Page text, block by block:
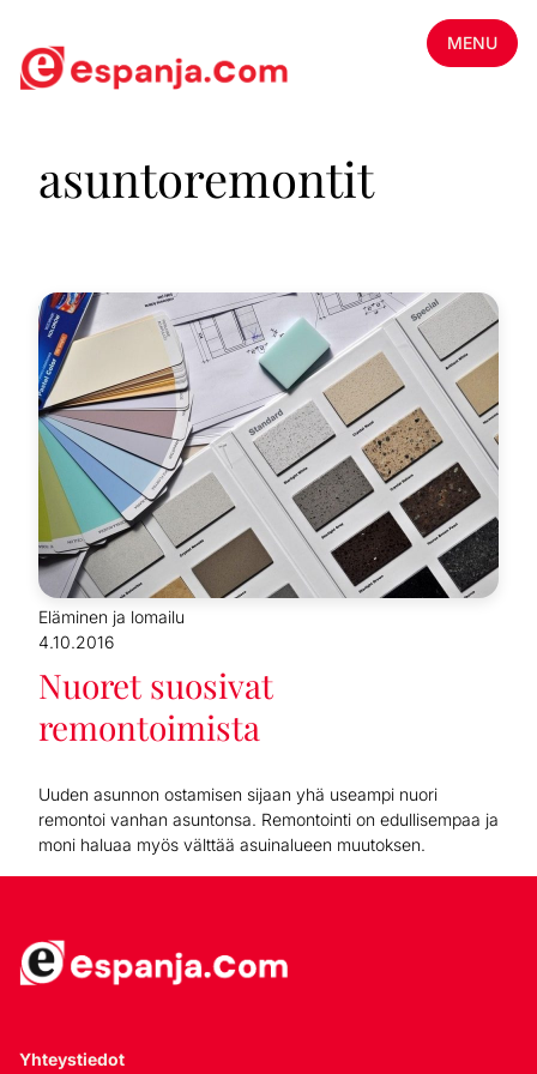
MENU
asuntoremontit
Eläminen ja lomailu
4.10.2016
Nuoret suosivat
remontoimista
Uuden asunnon ostamisen sijaan yhä useampi nuori
remontoi vanhan asuntonsa. Remontointi on edullisempaa ja
moni haluaa myös välttää asuinalueen muutoksen.
Yhteystiedot